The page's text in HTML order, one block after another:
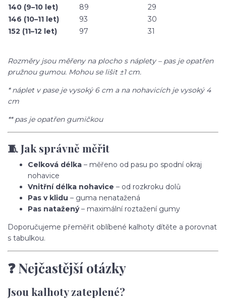
140 (9–10 let)
89
29
146 (10–11 let)
93
30
152 (11–12 let)
97 31
Rozměry jsou měřeny na plocho s náplety – pas je opatřen
pružnou gumou. Mohou se lišit ±1 cm.
* náplet v pase je vysoký 6 cm a na nohavicích je vysoký 4
cm
** pas je opatřen gumičkou
🧵 Jak správně měřit
Celková délka – měřeno od pasu po spodní okraj
nohavice
Vnitřní délka nohavice – od rozkroku dolů
Pas v klidu – guma nenatažená
Pas natažený– maximální roztažení gumy
Doporučujeme přeměřit oblíbené kalhoty dítěte a porovnat
s tabulkou.
❓ Nejčastější otázky
Jsou kalhoty zateplené?